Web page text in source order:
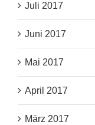
Juli 2017
Juni 2017
Mai 2017
April 2017
März 2017